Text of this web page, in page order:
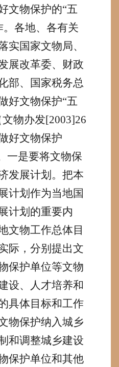
文物保护的“五
各地、各有关
实国家文物局、
展改革委、财政
部、国家税务总
好文物保护“五
物办发[2003]26
好文物保护
一是要将文物保
发展计划。把本
计划作为当地国
计划的重要内
文物工作总体目
际，分别提出文
保护单位等文物
设、人才培养和
具体目标和工作
物保护纳入城乡
和调整城乡建设
保护单位和其他